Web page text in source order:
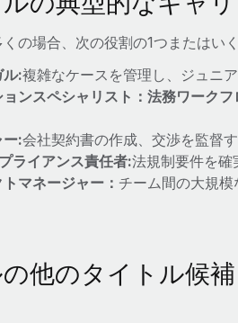
の場合、次の役割の1つまたはい
ル:複雑なケースを管理し、ジュニ
ンスペシャリスト：法務ワーク
ー:会社契約書の作成、交渉を監督す
ライアンス責任者:法規制要件を確
マネージャー： チーム間の大規模
他のタイトル候補